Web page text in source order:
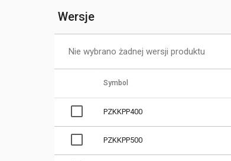
Wersje
Nie wybrano żadnej wersji produktu
Symbol
PZKKPP400
PZKKPP500